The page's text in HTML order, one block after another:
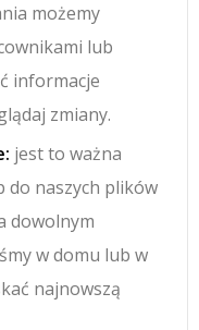
możemy
lub
informacje
zmiany.
jest to ważna
do naszych plików
dowolnym
w domu lub w
najnowszą